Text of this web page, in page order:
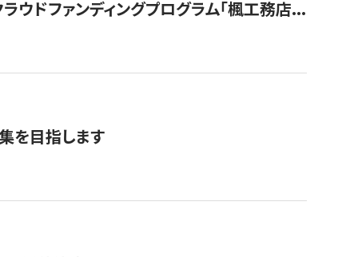
ドファンディングプログラム「楓工務店...
を目指します